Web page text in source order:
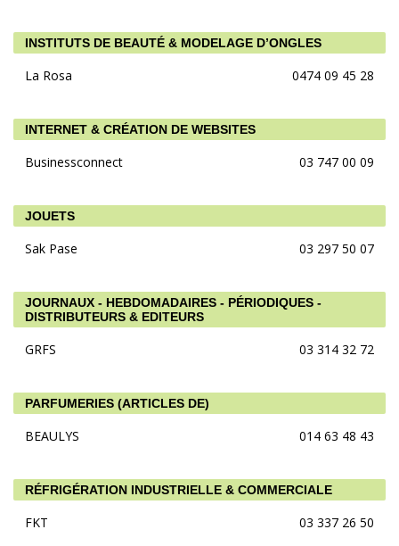
INSTITUTS DE BEAUTÉ & MODELAGE D’ONGLES
La Rosa 0474 09 45 28
INTERNET & CRÉATION DE WEBSITES
Businessconnect 03 747 00 09
JOUETS
Sak Pase 03 297 50 07
JOURNAUX - HEBDOMADAIRES - PÉRIODIQUES -
DISTRIBUTEURS & EDITEURS
GRFS 03 314 32 72
PARFUMERIES (ARTICLES DE)
BEAULYS 014 63 48 43
RÉFRIGÉRATION INDUSTRIELLE & COMMERCIALE
FKT 03 337 26 50